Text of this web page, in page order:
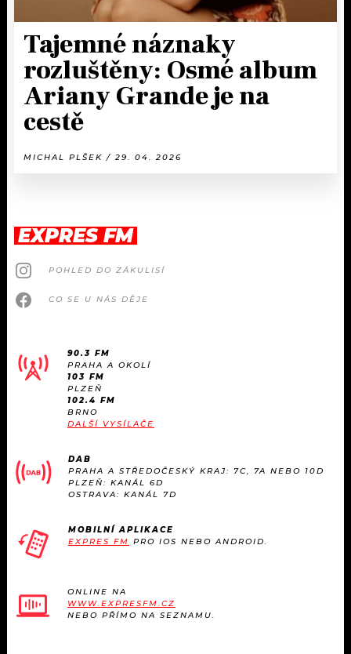
Tajemné náznaky
rozluštěny: Osmé album
Ariany Grande je na
cestě
MICHAL PLŠEK / 29. 04. 2026
EXPRES FM
POHLED DO ZÁKULISÍ
CO SE U NÁS DĚJE
90.3 FM
PRAHA A OKOLÍ
103 FM
PLZEŇ
102.4 FM
BRNO
DALŠÍ VYSÍLAČE
DAB
PRAHA A STŘEDOČESKÝ KRAJ: 7C, 7A NEBO 10D
PLZEŇ: KANÁL 6D
OSTRAVA: KANÁL 7D
MOBILNÍ APLIKACE
EXPRES FM PRO IOS NEBO ANDROID.
ONLINE NA
WWW.EXPRESFM.CZ
NEBO PŘÍMO NA SEZNAMU.